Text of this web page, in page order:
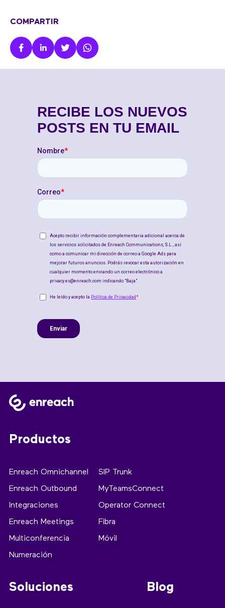
COMPARTIR
Productos
Enreach Omnichannel
Enreach Outbound
Integraciones
Enreach Meetings
Multiconferencia
Numeración
SIP Trunk
MyTeamsConnect
Operator Connect
Fibra
Móvil
Soluciones Blog